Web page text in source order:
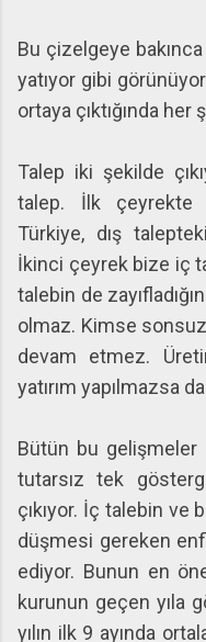
Bu çizelgeye
yatıyor gibi
ortaya çıktığında
Talep iki şekilde
talep. İlk çeyrekte
Türkiye, dış
İkinci çeyrek bize iç
talebin de
olmaz. Kimse
devam etmez.
yatırım yapılmazsa
Bütün bu gelişmeler
tutarsız tek
çıkıyor. İç talebin
düşmesi gereken
ediyor. Bunun en
kurunun geçen yıla
yılın ilk 9 ayında